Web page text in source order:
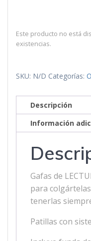
Este producto no está
existencias.
SKU: N/D Categorías:
Descripción
Información
Gafas de
para
tenerlas
Patillas con